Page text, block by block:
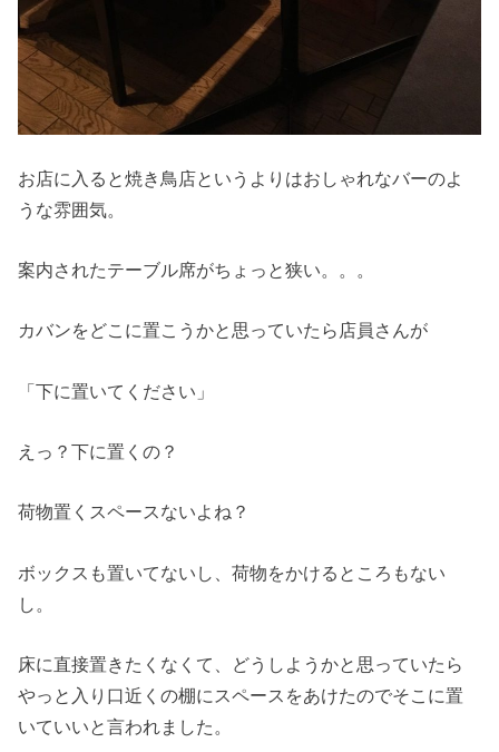
お店に入ると焼き鳥店というよりはおしゃれなバーのよ
うな雰囲気。
案内されたテーブル席がちょっと狭い。。。
カバンをどこに置こうかと思っていたら店員さんが
「下に置いてください」
えっ？下に置くの？
荷物置くスペースないよね？
ボックスも置いてないし、荷物をかけるところもない
し。
床に直接置きたくなくて、どうしようかと思っていたら
やっと入り口近くの棚にスペースをあけたのでそこに置
いていいと言われました。